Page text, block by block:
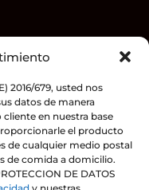
2016/679, usted nos
datos de manera
en nuestra base
el producto
de cualquier medio postal
de comida a domicilio.
DE DATOS
29 29